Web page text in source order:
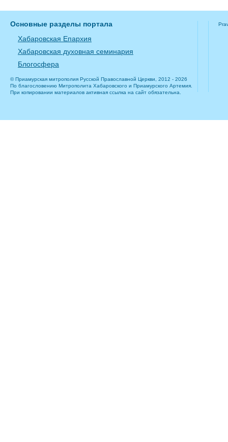
Основные разделы портала
Хабаровская Епархия
Хабаровская духовная семинария
Блогосфера
© Приамурская митрополия Русской Православной Церкви, 2012 - 2026
По благословению Митрополита Хабаровского и Приамурского Артемия.
При копировании материалов активная ссылка на сайт обязательна.